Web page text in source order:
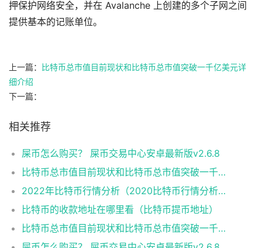
押保护网络安全，并在 Avalanche 上创建的多个子网之间
提供基本的记账单位。
上一篇：
比特币总市值目前现状和比特币总市值突破一千亿美元详
细介绍
下一篇：
相关推荐
屎币怎么购买？ 屎币交易中心安卓最新版v2.6.8
比特币总市值目前现状和比特币总市值突破一千亿美元详细介绍
2022年比特币行情分析（2020比特币行情分析最新）
比特币的收款地址在哪里看（比特币提币地址）
比特币总市值目前现状和比特币总市值突破一千亿美元详细介绍